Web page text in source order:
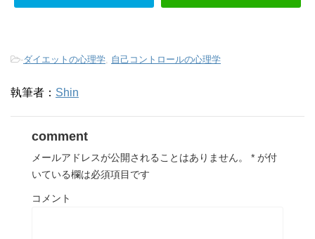
-ダイエットの心理学, 自己コントロールの心理学
執筆者： Shin
comment
メールアドレスが公開されることはありません。 * が付
いている欄は必須項目です
コメント